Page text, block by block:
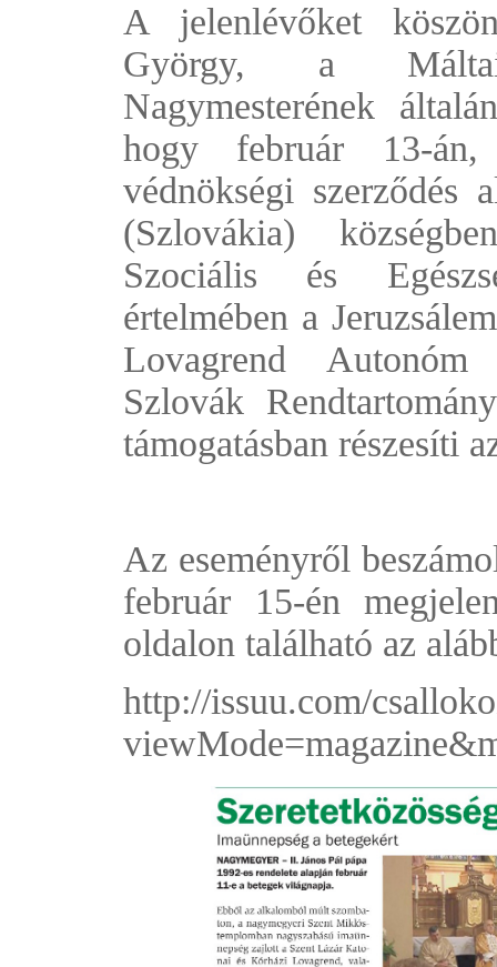
A jelenlévőket
György, a
Nagymesterének
hogy február 13-án,
védnökségi szerződés
(Szlovákia)
Szociális és
értelmében a
Lovagrend Autonóm
Szlovák
támogatásban részesíti
Az eseményről
február 15-én
oldalon található az
http://issuu.com/